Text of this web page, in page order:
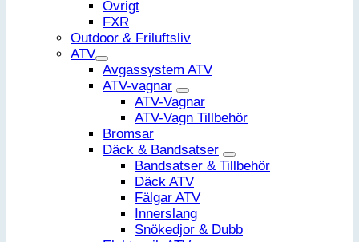
Övrigt
FXR
Outdoor & Friluftsliv
ATV
Avgassystem ATV
ATV-vagnar
ATV-Vagnar
ATV-Vagn Tillbehör
Bromsar
Däck & Bandsatser
Bandsatser & Tillbehör
Däck ATV
Fälgar ATV
Innerslang
Snökedjor & Dubb